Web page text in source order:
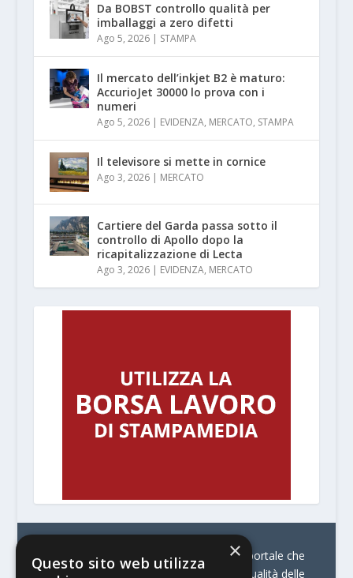
Da BOBST controllo qualità per
imballaggi a zero difetti
Ago 5, 2026| STAMPA
Il mercato dell’inkjet B2 è maturo:
AccurioJet 30000 lo prova con i
numeri
Ago 5, 2026| EVIDENZA, MERCATO, STAMPA
Il televisore si mette in cornice
Ago 3, 2026| MERCATO
Cartiere del Garda passa sotto il
controllo di Apollo dopo la
ricapitalizzazione di Lecta
Ago 3, 2026| EVIDENZA, MERCATO
© Stratego Group –
stampamedia.net è il portale che
racconta le innovazioni tecnologiche e l’attualità delle
×
Questo sito web utilizza